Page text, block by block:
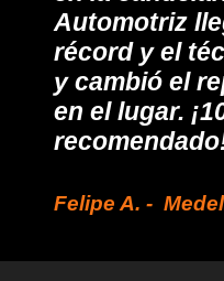
Automotriz
récord y el
y cambió el
en el lugar.
Felipe A. -